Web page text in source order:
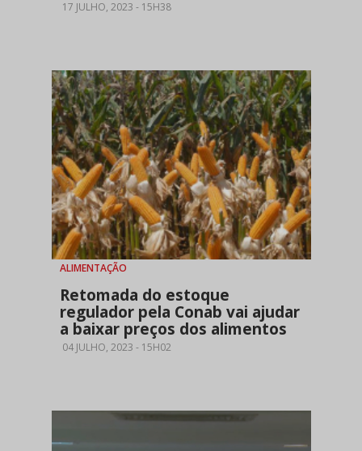
17 JULHO, 2023 - 15H38
ALIMENTAÇÃO
Retomada do estoque
regulador pela Conab vai ajudar
a baixar preços dos alimentos
04 JULHO, 2023 - 15H02